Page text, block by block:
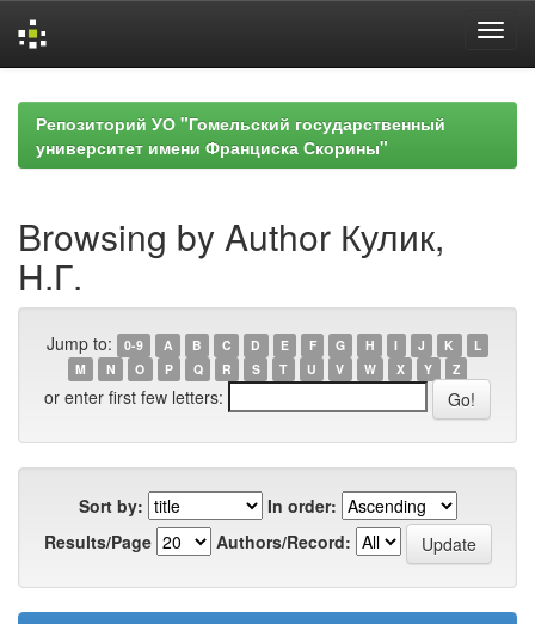
navigationРепозиторий УО "Гомельский государственный
университет имени Франциска Скорины"
Browsing by Author Кулик,
Н.Г.
Jump to: 0-9 A B C D E F G H I J K
L
M
N O P Q R S T U V W X Y Z
or enter first few letters:
Sort by:
In order:
Results/Page
Authors/Record: